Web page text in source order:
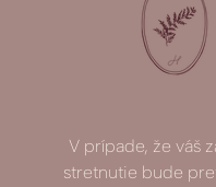
V prípade, že váš
stretnutie bude